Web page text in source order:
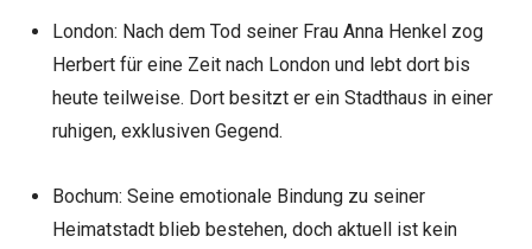
London: Nach dem Tod seiner Frau Anna Henkel zog
Herbert für eine Zeit nach London und lebt dort bis
heute teilweise. Dort besitzt er ein Stadthaus in einer
ruhigen, exklusiven Gegend.
Bochum: Seine emotionale Bindung zu seiner
Heimatstadt blieb bestehen, doch aktuell ist kein